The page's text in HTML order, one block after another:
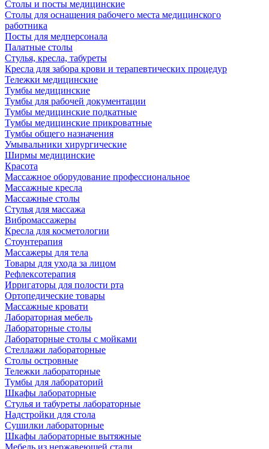
Столы и посты медицинские
Столы для оснащения рабочего места медицинского
работника
Посты для медперсонала
Палатные столы
Стулья, кресла, табуреты
Кресла для забора крови и терапевтических процедур
Тележки медицинские
Тумбы медицинские
Тумбы для рабочей документации
Тумбы медицинские подкатные
Тумбы медицинские прикроватные
Тумбы общего назначения
Умывальники хирургические
Ширмы медицинские
Красота
Массажное оборудование профессиональное
Массажные кресла
Массажные столы
Стулья для массажа
Вибромассажеры
Кресла для косметологии
Стоунтерапия
Массажеры для тела
Товары для ухода за лицом
Рефлексотерапия
Ирригаторы для полости рта
Ортопедические товары
Массажные кровати
Лабораторная мебель
Лабораторные столы
Лабораторные столы с мойками
Стеллажи лабораторные
Столы островные
Тележки лабораторные
Тумбы для лабораторий
Шкафы лабораторные
Стулья и табуреты лабораторные
Надстройки для стола
Сушилки лабораторные
Шкафы лабораторные вытяжные
Мебель из нержавеющей стали